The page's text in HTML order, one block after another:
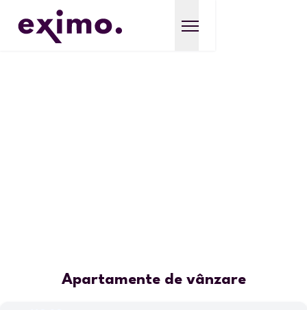
Apartamente de vânzare